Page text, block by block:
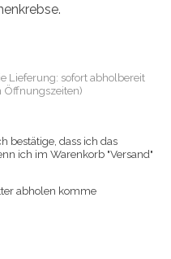
ist
Lieferung: sofort abholbereit
Öffnungszeiten)
bestätige, dass ich das
ich im Warenkorb "Versand"
abholen komme